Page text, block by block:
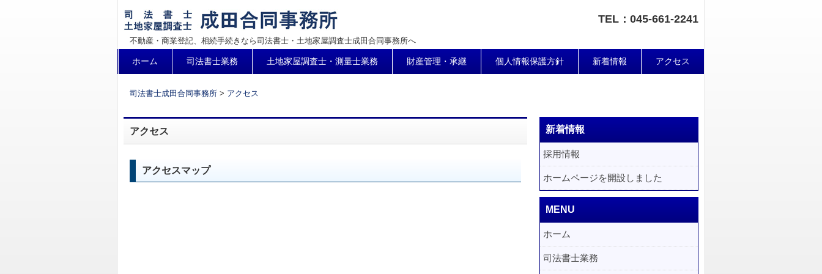
不動産・商業登記、相続手続きなら司法書士・土地家屋調査士成田合同事務所へ
TEL：045-661-2241
メインメニュー
ン
テ
ツ
へ
ホーム 司法書士業務 土地家屋調査士・測量士業務 財産管理・承継 個人情報保護方針 新着情報 アクセス
司法書士成田合同事務所 > アクセス
アクセス
アクセスマップ
新着情報
採用情報
ホームページを開設しました
MENU
ホーム
司法書士業務